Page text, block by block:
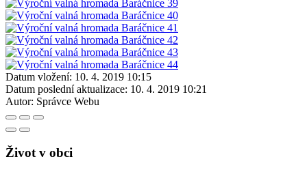
Datum vložení: 10. 4. 2019 10:15
Datum poslední aktualizace: 10. 4. 2019 10:21
Autor: Správce Webu
Život v obci